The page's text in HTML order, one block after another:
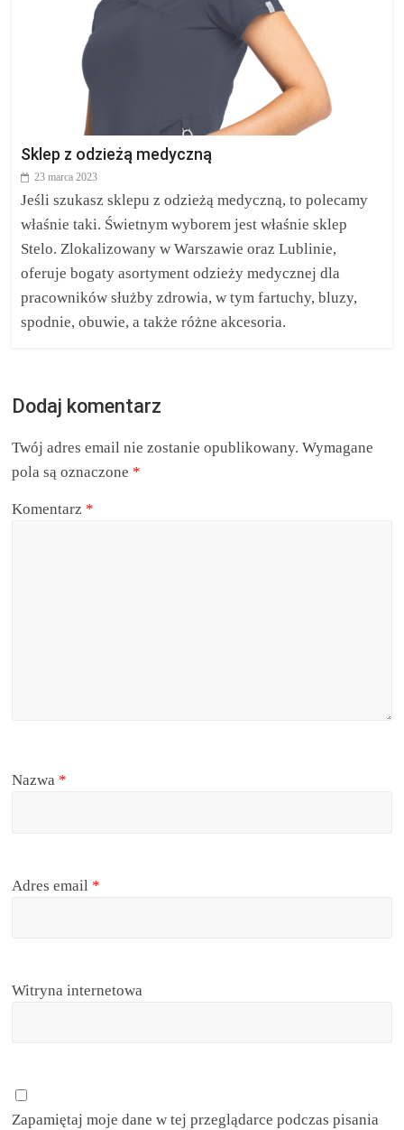
Sklep z odzieżą medyczną
23 marca 2023
Jeśli szukasz sklepu z odzieżą medyczną, to polecamy
właśnie taki. Świetnym wyborem jest właśnie sklep
Stelo. Zlokalizowany w Warszawie oraz Lublinie,
oferuje bogaty asortyment odzieży medycznej dla
pracowników służby zdrowia, w tym fartuchy, bluzy,
spodnie, obuwie, a także różne akcesoria.
Dodaj komentarz
Twój adres email nie zostanie opublikowany. Wymagane
pola są oznaczone *
Komentarz *
Nazwa *
Adres email *
Witryna internetowa
Zapamiętaj moje dane w tej przeglądarce podczas pisania